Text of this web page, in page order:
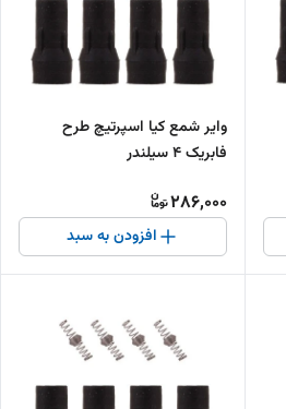
وایر شمع کیا اسپرتیچ طرح
فابریک 4 سیلندر
286,000
افزودن به سبد